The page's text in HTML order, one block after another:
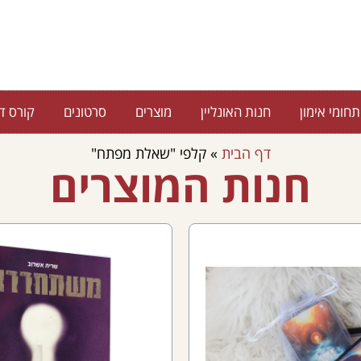
תחומי אימון חנות האונליין מוצרים סרטונים קורס
דף הבית »קלפי "שאלת מפתח"
חנות המוצרים